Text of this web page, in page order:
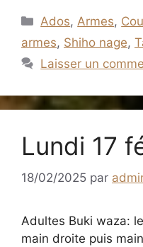
Catégories
Ados,Armes,
armes, Shiho nage,
Laisser un
Lundi 17
18/02/2025 par
Adultes Buki waza:
main droite puis